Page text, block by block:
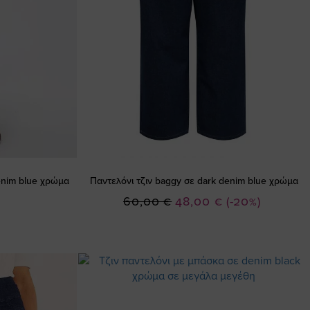
blue χρώμα Παντελόνι τζιν baggy σε dark denim blue χρώμα
(-20%)
Ειδική
48,00 €
60,00 €